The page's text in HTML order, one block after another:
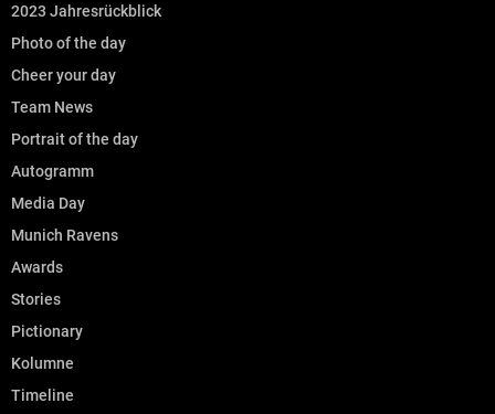
2023 Jahresrückblick
Photo of the day
Cheer your day
Team News
Portrait of the day
Autogramm
Media Day
Munich Ravens
Awards
Stories
Pictionary
Kolumne
Timeline